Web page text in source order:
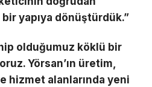
yapıya dönüştürdük.”
olduğumuz köklü bir
Yörsan’ın üretim,
hizmet alanlarında yeni